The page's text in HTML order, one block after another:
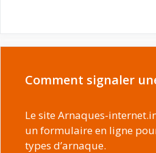
Comment signaler
Le site Arnaques-
un formulaire en ligne
types d’arnaque.